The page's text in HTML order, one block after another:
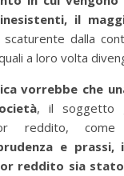
il
scaturente dalla
a loro volta
vorrebbe che
, il soggetto
reddito,
e
reddito sia